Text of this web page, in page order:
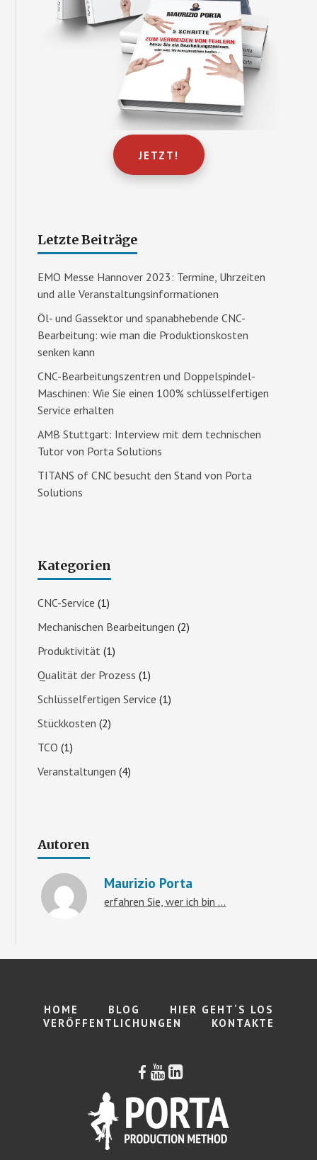
JETZT!
Letzte Beiträge
EMO Messe Hannover 2023: Termine, Uhrzeiten
und alle Veranstaltungsinformationen
Öl- und Gassektor und spanabhebende CNC-
Bearbeitung: wie man die Produktionskosten
senken kann
CNC-Bearbeitungszentren und Doppelspindel-
Maschinen: Wie Sie einen 100% schlüsselfertigen
Service erhalten
AMB Stuttgart: Interview mit dem technischen
Tutor von Porta Solutions
TITANS of CNC besucht den Stand von Porta
Solutions
Kategorien
CNC-Service (1)
Mechanischen Bearbeitungen (2)
Produktivität (1)
Qualität der Prozess (1)
Schlüsselfertigen Service (1)
Stückkosten (2)
TCO (1)
Veranstaltungen (4)
Autoren
Maurizio Porta
erfahren Sie, wer ich bin ...
HOME BLOG
HIER GEHT‘S LOS
VERÖFFENTLICHUNGEN
KONTAKTE